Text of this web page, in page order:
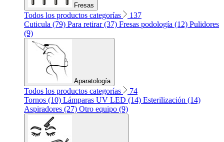
Fresas
Todos los productos categorías
137
Cuticula (79) Para retirar (37) Fresas podología (12) Pulidores
(9)
Aparatología
Todos los productos categorías
74
Tornos (10) Lámparas UV LED (14) Esterilización (14)
Aspiradores (27) Otro equipo (9)